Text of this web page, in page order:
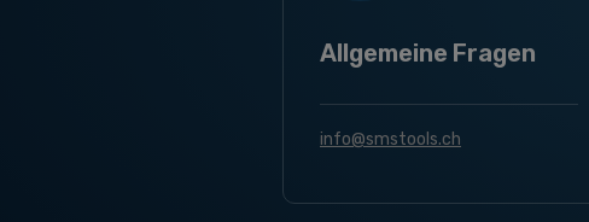
Allgemeine Fragen
info@smstools.ch